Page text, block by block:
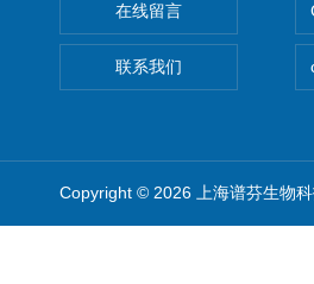
在线留言
联系我们
Copyright © 2026 上海谱芬生物